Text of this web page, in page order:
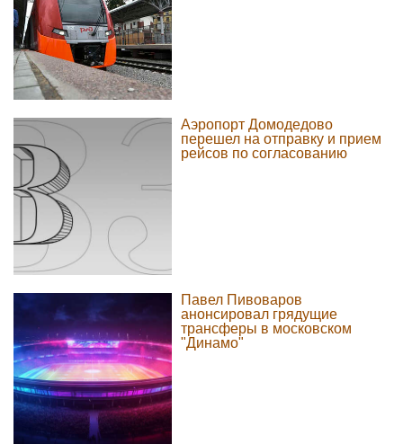
Аэропорт Домодедово
перешел на отправку и прием
рейсов по согласованию
Павел Пивоваров
анонсировал грядущие
трансферы в московском
"Динамо"